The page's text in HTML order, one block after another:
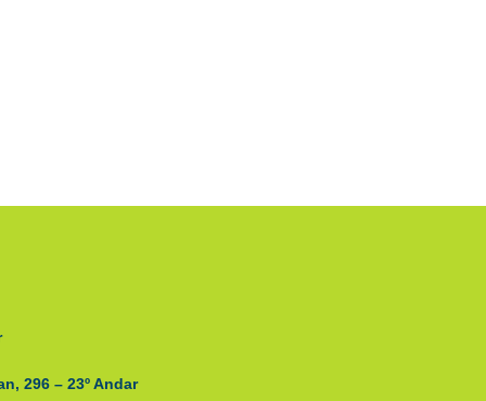
296 – 23º Andar